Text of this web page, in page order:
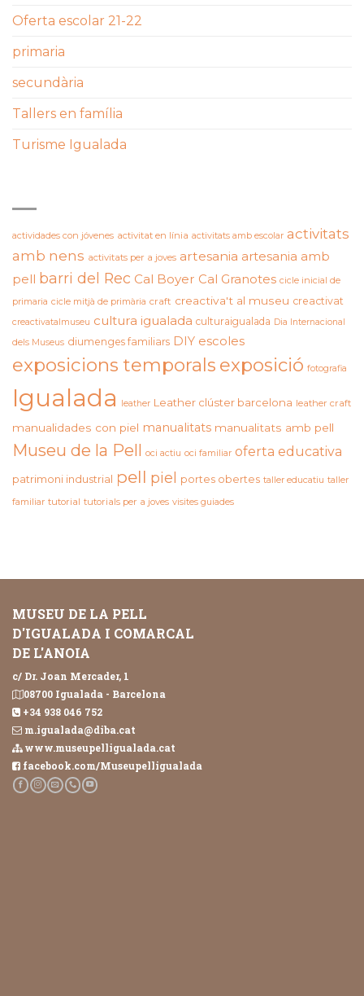
Oferta escolar 21-22
primaria
secundària
Tallers en família
Turisme Igualada
actividades con jóvenes activitat en línia activitats amb escolar activitats
amb nens activitats per a joves artesania artesania amb
pell barri del Rec Cal Boyer Cal Granotes cicle inicial de
primaria cicle mitjà de primària craft creactiva't al museu creactivat
creactivatalmuseu cultura igualada culturaigualada Dia Internacional
dels Museus diumenges familiars DIY escoles
exposicions temporals exposició fotografia
Igualada leather Leather clúster barcelona leather craft
manualidades con piel manualitats manualitats amb pell
Museu de la Pell oci actiu oci familiar oferta educativa
patrimoni industrial pell piel portes obertes taller educatiu taller
familiar tutorial tutorials per a joves visites guiades
MUSEU DE LA PELL
D'IGUALADA I COMARCAL
DE L'ANOIA
c/ Dr. Joan Mercader, 1
08700 Igualada - Barcelona
+34 938 046 752
m.igualada@diba.cat
www.museupelligualada.cat
facebook.com/Museupelligualada